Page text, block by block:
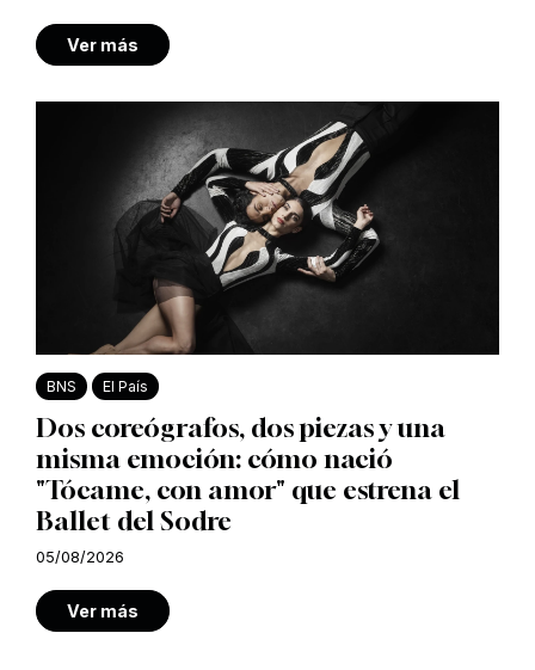
Ver más
BNS El País
Dos coreógrafos, dos piezas y una
misma emoción: cómo nació
"Tócame, con amor" que estrena el
Ballet del Sodre
05/08/2026
Ver más